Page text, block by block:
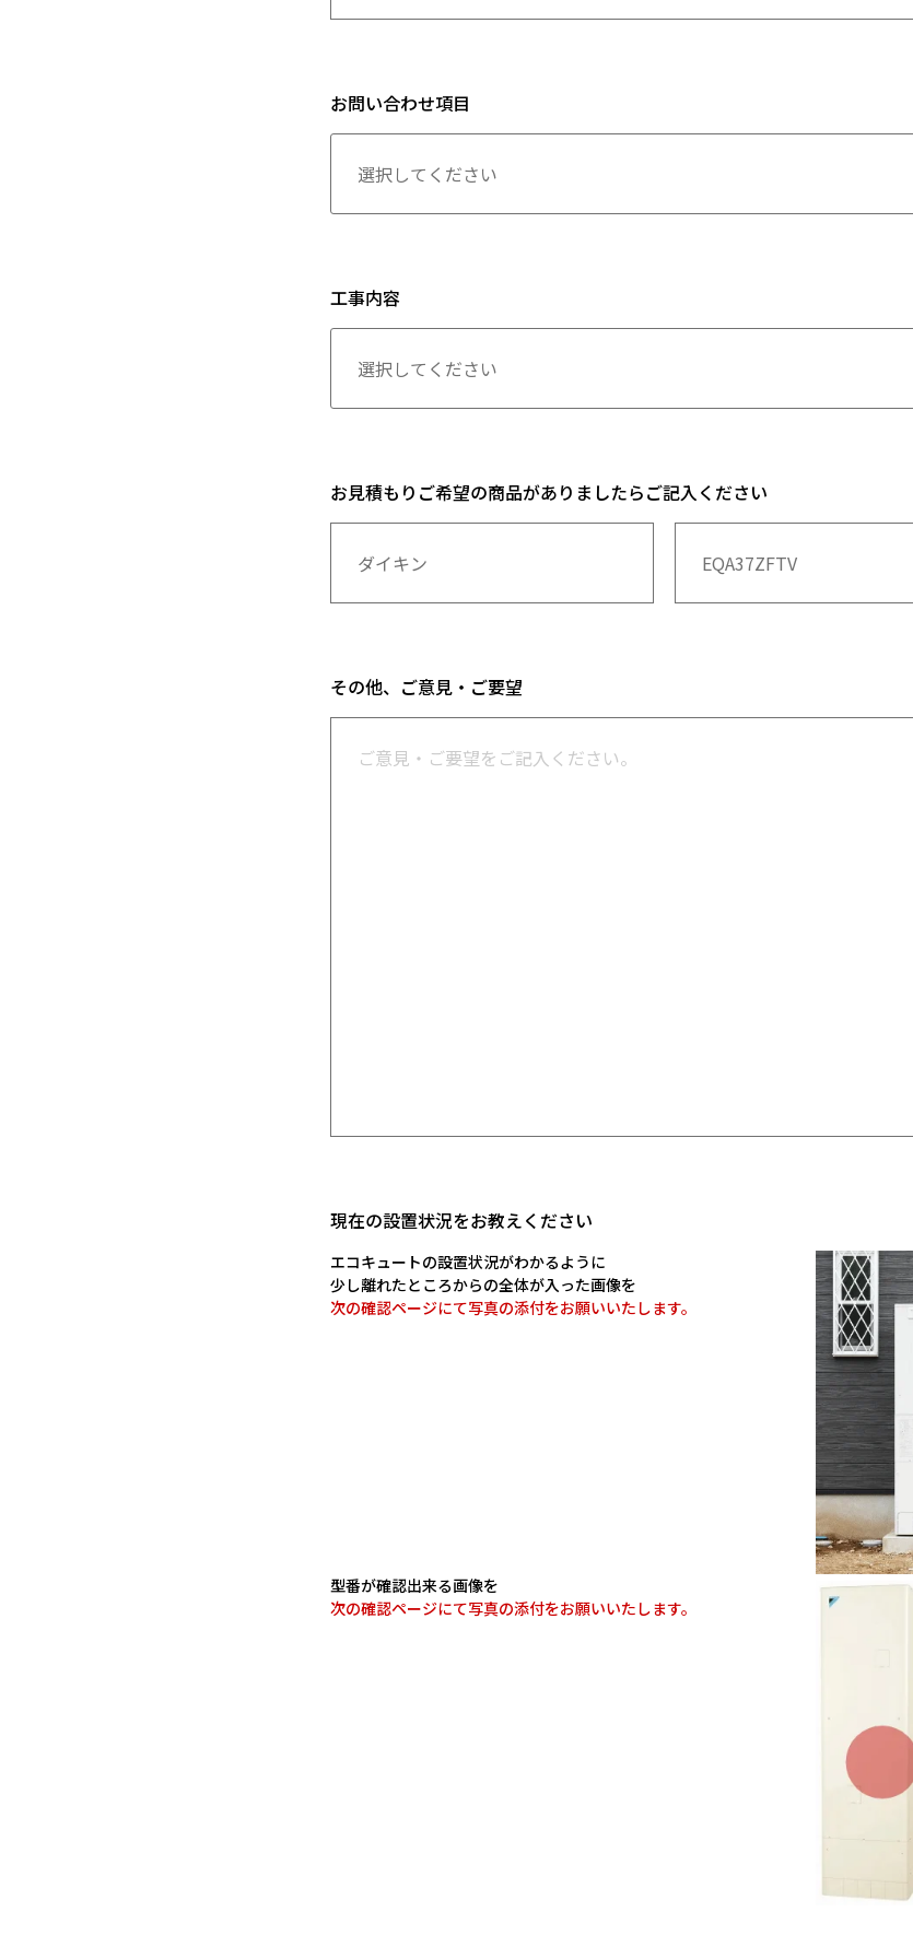
お問い合わせ項目
工事内容
お見積もりご希望の商品がありましたらご記入ください
その他、ご意見・ご要望
現在の設置状況をお教えください
エコキュートの設置状況がわかるように
少し離れたところからの全体が入った画像を
次の確認ページにて写真の添付をお願いいたします。
型番が確認出来る画像を
次の確認ページにて写真の添付をお願いいたします。